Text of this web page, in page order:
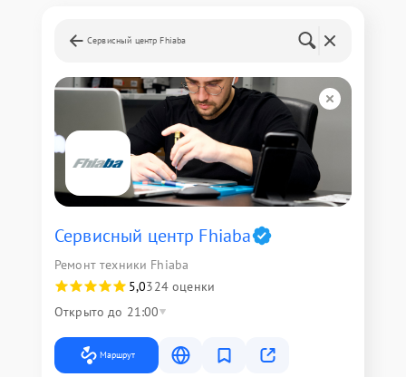
Сервисный центр Fhiaba
Сервисный центр Fhiaba
Ремонт техники Fhiaba
5,0324 оценки
Открыто до 21:00
Маршрут